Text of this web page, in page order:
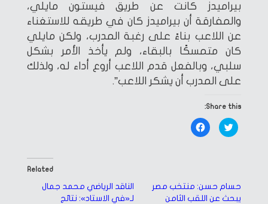
بيراميدز كانت عن طريق فيستون مايلي،
والمفارقة أن بيراميدز كان في طريقه للاستغناء
عن اللاعب بناءً على رغبة المدرب، ولكن مايلي
كان متمسكًا بالبقاء، ولم يأخذ الأمر بشكل
سلبي، وبالفعل قدم اللاعب أروع أداء له، ولذلك
على المدرب أن يشكر اللاعب”.
Share this:
Click
to
share
window)
Click
to
window)
Related
الناقد الرياضي محمد جمال
لـ«في الاستاد»: نتائج
حسام حسن: منتخب مصر
يبحث عن اللقب الثامن